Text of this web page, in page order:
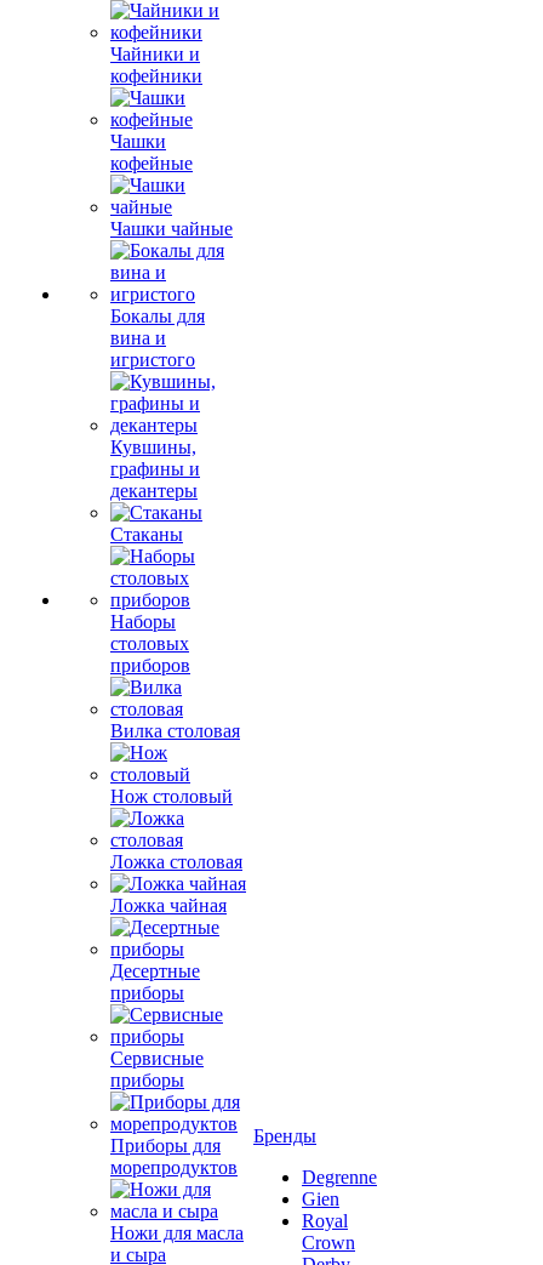
Чайники и
кофейники
Чашки
кофейные
Чашки чайные
Бокалы для
вина и
игристого
Кувшины,
графины и
декантеры
Стаканы
Наборы
столовых
приборов
Вилка столовая
Нож столовый
Ложка столовая
Ложка чайная
Десертные
приборы
Сервисные
приборы
Приборы для
морепродуктов
Ножи для масла
и сыра
Бренды
Degrenne
Gien
Royal
Crown